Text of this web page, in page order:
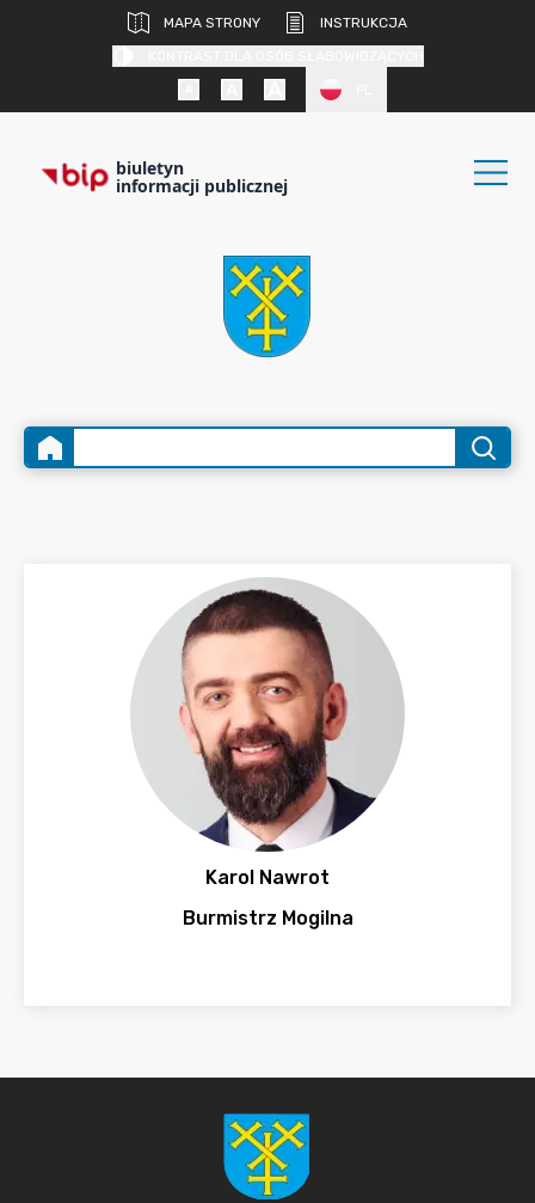
MAPA STRONY
INSTRUKCJA
biuletyn
informacji publicznej
Karol Nawrot
Burmistrz Mogilna